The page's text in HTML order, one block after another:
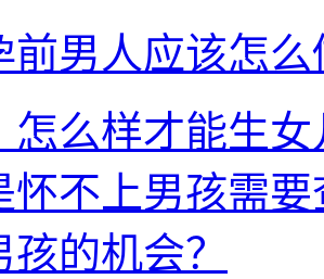
人应该怎么
怎么样才能生
怀不上男孩需
的机会？